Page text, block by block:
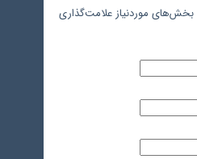
بخش‌های موردنیاز علامت‌گذاری